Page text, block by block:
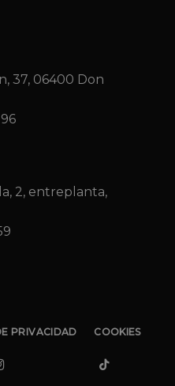
37, 06400 Don
2, entreplanta,
PRIVACIDAD COOKIES